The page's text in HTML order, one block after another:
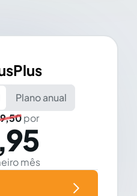
Plano anual
por
mês